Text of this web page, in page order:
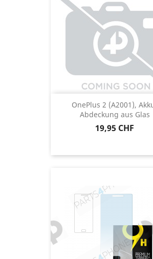
OnePlus 2 (A2001),
Abdeckung aus Glas
Preis
19,95 CHF